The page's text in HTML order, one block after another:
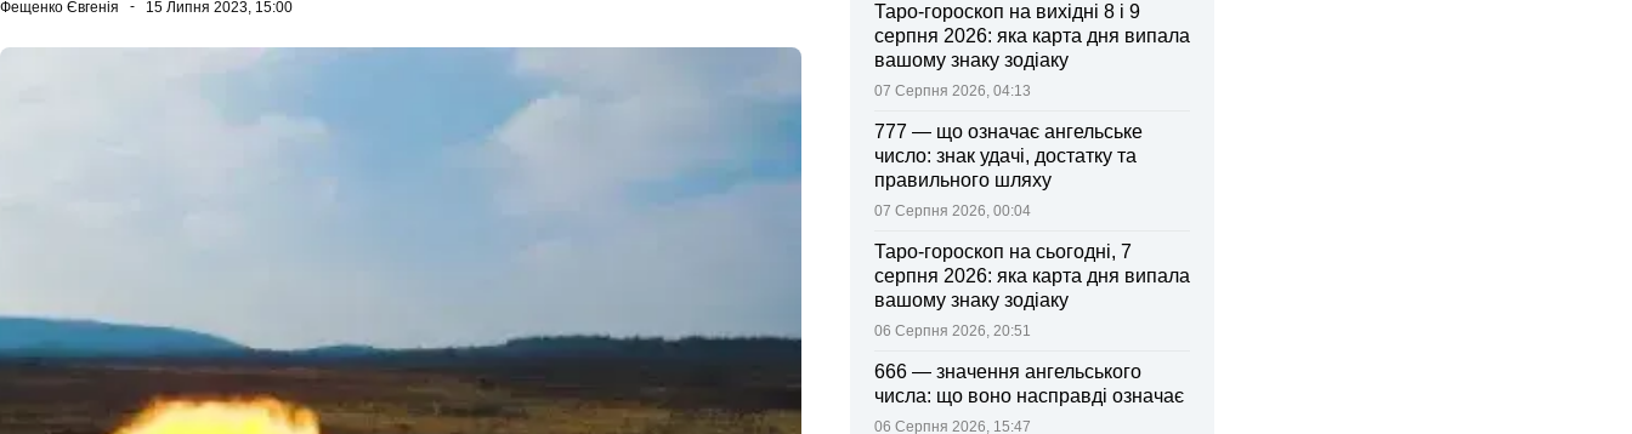
Фещенко Євгенія 15 Липня 2023, 15:00
Таро-гороскоп на вихідні 8 і 9
серпня 2026: яка карта дня випала
вашому знаку зодіаку
07 Серпня 2026, 04:13
777 — що означає ангельське
число: знак удачі, достатку та
правильного шляху
07 Серпня 2026, 00:04
Таро-гороскоп на сьогодні, 7
серпня 2026: яка карта дня випала
вашому знаку зодіаку
06 Серпня 2026, 20:51
666 — значення ангельського
числа: що воно насправді означає
06 Серпня 2026, 15:47